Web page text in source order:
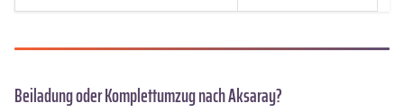
Beiladung oder Komplettumzug nach Aksaray?